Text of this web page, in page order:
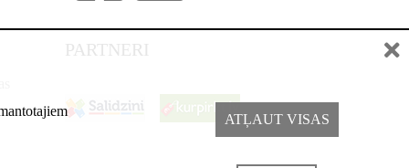
PARTNERI
ATĻAUT VISAS